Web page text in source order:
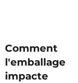
Comment
l'emballage
impacte